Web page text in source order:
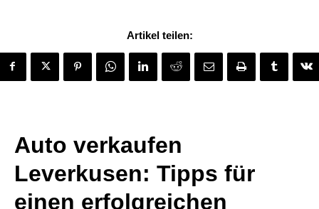
Artikel teilen:
Auto verkaufen
Leverkusen: Tipps für
einen erfolgreichen